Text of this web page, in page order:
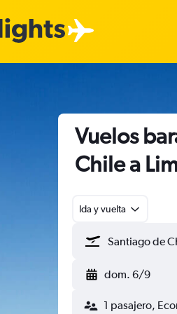
Vuelos
Chile a
Ida y vuelta
dom. 6/9
1 pasajero,